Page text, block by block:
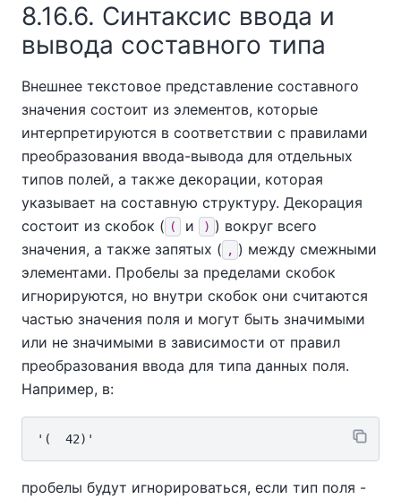
8.16.6. Синтаксис ввода и
вывода составного типа
Внешнее текстовое представление составного
значения состоит из элементов, которые
интерпретируются в соответствии с правилами
преобразования ввода-вывода для отдельных
типов полей, а также декорации, которая
указывает на составную структуру. Декорация
состоит из скобок ( ( и ) ) вокруг всего
значения, а также запятых ( , ) между смежными
элементами. Пробелы за пределами скобок
игнорируются, но внутри скобок они считаются
частью значения поля и могут быть значимыми
или не значимыми в зависимости от правил
преобразования ввода для типа данных поля.
Например, в:
пробелы будут игнорироваться, если тип поля -